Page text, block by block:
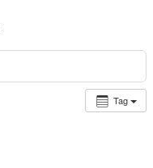
Tag